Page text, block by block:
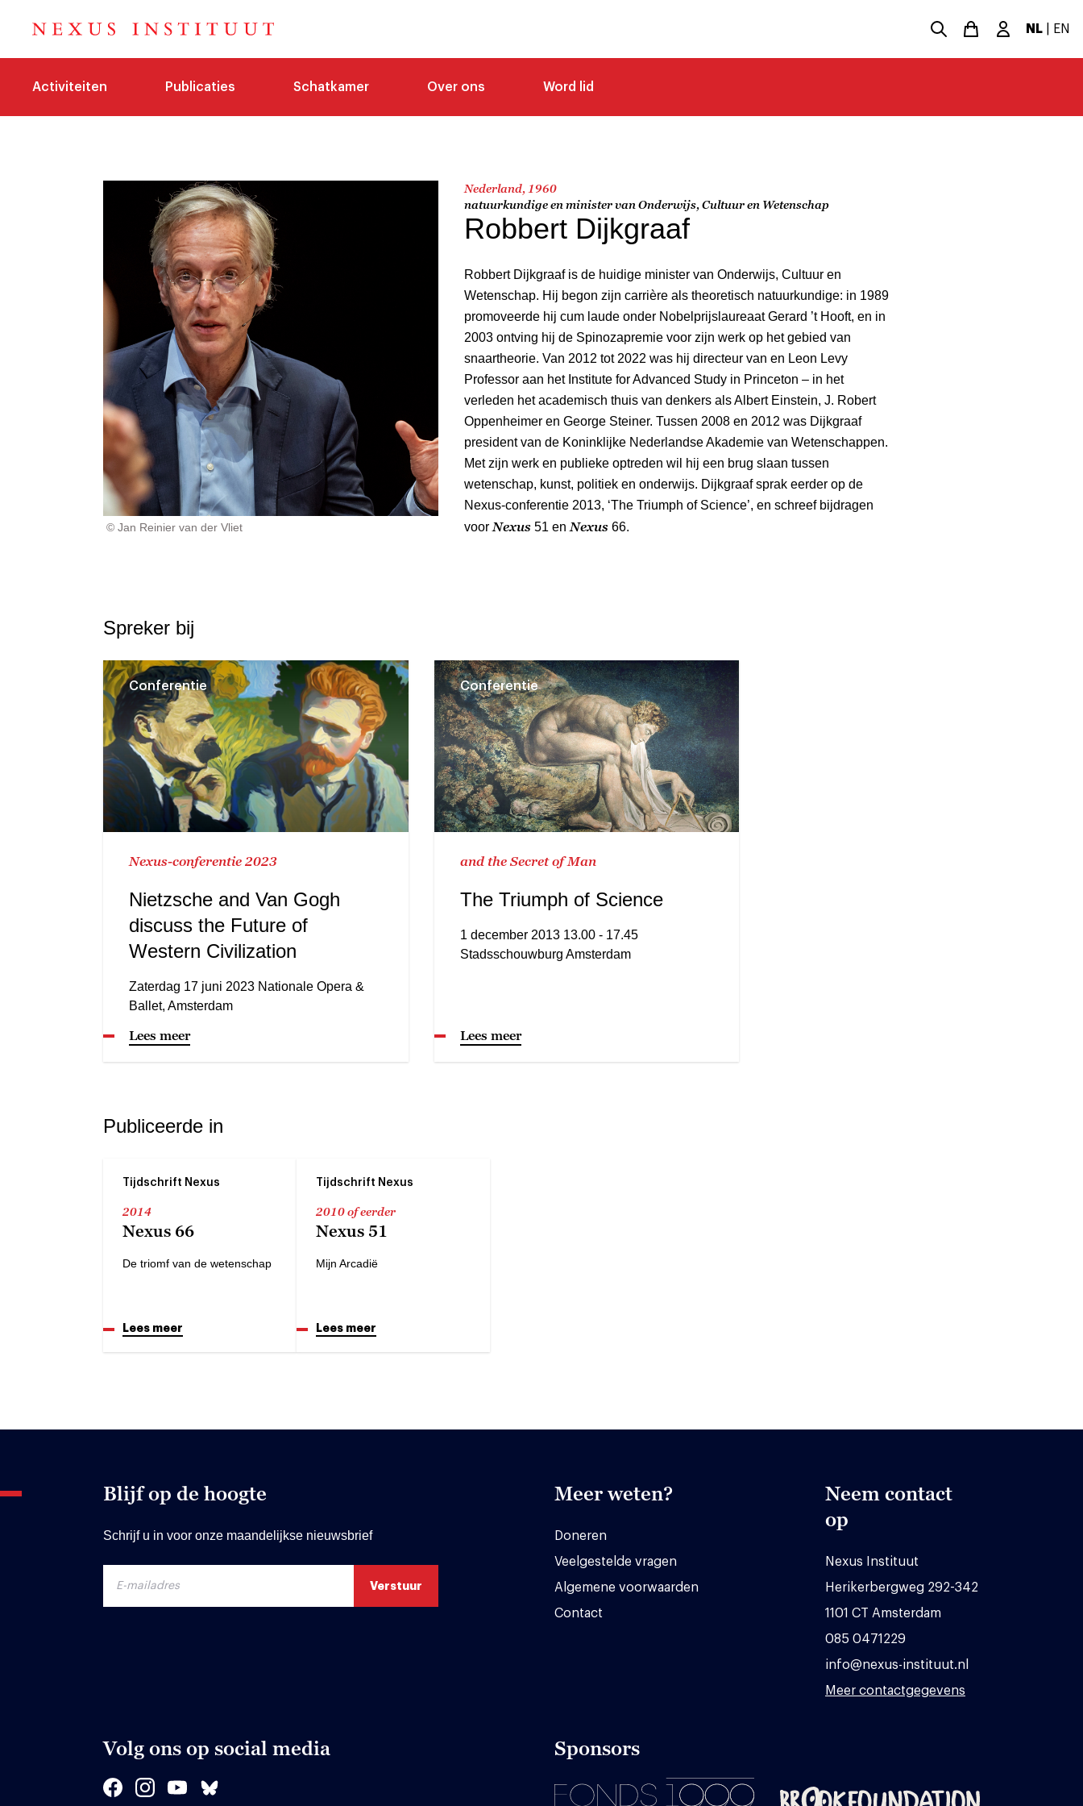
NL EN
Activiteiten Publicaties Schatkamer Over ons Word lid
© Jan Reinier van der Vliet
Nederland, 1960
natuurkundige en minister van Onderwijs, Cultuur en Wetenschap
Robbert Dijkgraaf
Robbert Dijkgraaf is de huidige minister van Onderwijs, Cultuur en
Wetenschap. Hij begon zijn carrière als theoretisch natuurkundige: in 1989
promoveerde hij cum laude onder Nobelprijslaureaat Gerard ’t Hooft, en in
2003 ontving hij de Spinozapremie voor zijn werk op het gebied van
snaartheorie. Van 2012 tot 2022 was hij directeur van en Leon Levy
Professor aan het Institute for Advanced Study in Princeton – in het
verleden het academisch thuis van denkers als Albert Einstein, J. Robert
Oppenheimer en George Steiner. Tussen 2008 en 2012 was Dijkgraaf
president van de Koninklijke Nederlandse Akademie van Wetenschappen.
Met zijn werk en publieke optreden wil hij een brug slaan tussen
wetenschap, kunst, politiek en onderwijs. Dijkgraaf sprak eerder op de
Nexus-conferentie 2013, ‘The Triumph of Science’, en schreef bijdragen
voor Nexus 51 en Nexus 66.
Spreker bij
Conferentie
Nexus-conferentie 2023
Nietzsche and Van Gogh
discuss the Future of
Western Civilization
Zaterdag 17 juni 2023 Nationale Opera &
Ballet, Amsterdam
Lees meer
Conferentie
and the Secret of Man
The Triumph of Science
1 december 2013 13.00 - 17.45
Stadsschouwburg Amsterdam
Lees meer
Publiceerde in
Tijdschrift Nexus
2014
Nexus 66
De triomf van de wetenschap
Lees meer
Tijdschrift Nexus
2010 of eerder
Nexus 51
Mijn Arcadië
Lees meer
Blijf op de hoogte
Schrijf u in voor onze maandelijkse nieuwsbrief
Meer weten?
Doneren
Veelgestelde vragen
Algemene voorwaarden
Contact
Neem contact
op
Nexus Instituut
Herikerbergweg 292-342
1101 CT Amsterdam
085 0471229
info@nexus-instituut.nl
Meer contactgegevens
Volg ons op social media Sponsors